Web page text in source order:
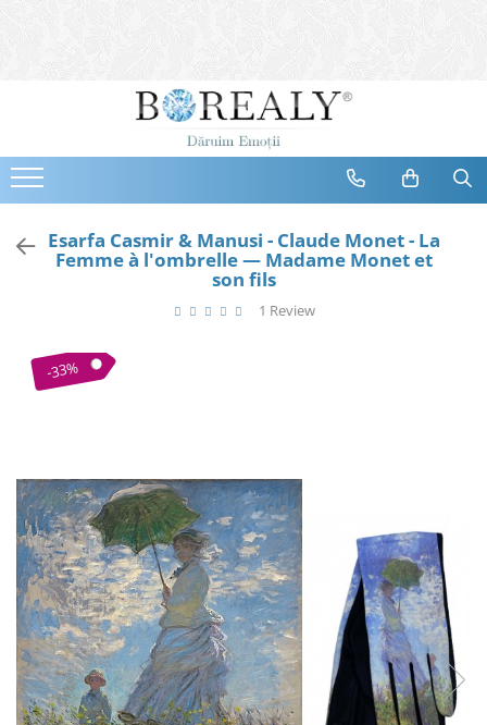
Bijuterii
Cercei
Bratari
Coliere
Seturi
Destinatari
Bijuterii Femei
Reduceri
Cele mai noi
Cele mai vandute
Cele mai votate
Cu video
Pret
0 Lei - 100 Lei
100 Lei - 200 Lei
Esarfa Casmir & Manusi - Claude Monet - La
Femme à l'ombrelle — Madame Monet et
son fils
1 Review
-33%